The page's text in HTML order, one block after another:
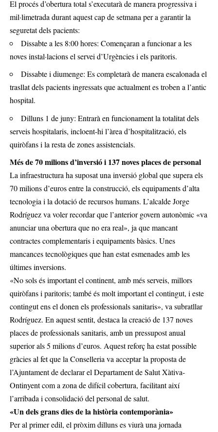
El procés d’obertura total s’executarà de manera progressiva i
mil·limetrada durant aquest cap de setmana per a garantir la
seguretat dels pacients:
Dissabte a les 8:00 hores: Començaran a funcionar a les
noves instal·lacions el servei d’Urgències i els paritoris.
Dissabte i diumenge: Es completarà de manera escalonada el
trasllat dels pacients ingressats que actualment es troben a l’antic
hospital.
Dilluns 1 de juny: Entrarà en funcionament la totalitat dels
serveis hospitalaris, incloent-hi l’àrea d’hospitalització, els
quiròfans i la resta de zones assistencials.
Més de 70 milions d’inversió i 137 noves places de personal
La infraestructura ha suposat una inversió global que supera els
70 milions d’euros entre la construcció, els equipaments d’alta
tecnologia i la dotació de recursos humans. L’alcalde Jorge
Rodríguez va voler recordar que l’anterior govern autonòmic «va
anunciar una obertura que no era real», ja que mancant
contractes complementaris i equipaments bàsics. Unes
mancances tecnològiques que han estat esmenades amb les
últimes inversions.
«No sols és important el continent, amb més serveis, millors
quiròfans i paritoris; també és molt important el contingut, i este
contingut ens el donen els professionals sanitaris», va subratllar
Rodríguez. En aquest sentit, destaca la creació de 137 noves
places de professionals sanitaris, amb un pressupost anual
superior als 5 milions d’euros. Aquest reforç ha estat possible
gràcies al fet que la Conselleria va acceptar la proposta de
l’Ajuntament de declarar el Departament de Salut Xàtiva-
Ontinyent com a zona de difícil cobertura, facilitant així
l’arribada i consolidació del personal de salut.
«Un dels grans dies de la història contemporània»
Per al primer edil, el pròxim dilluns es viurà una jornada